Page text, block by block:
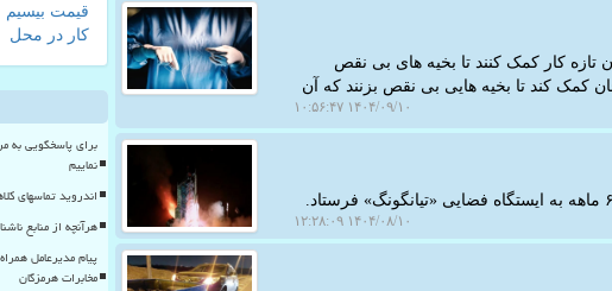
تازه کار کمک کنند تا بخیه های بی نقص
کمک کند تا بخیه هایی بی نقص بزنند که آن
۱۴۰۴/۰۹/۱۰ ۱۰:۵۶:۴۷
۱۴۰۴/۰۸/۱۰ ۱۲:۲۸:۰۹
قیمت بیسیم
کار در محل
برای پاسخگویی به
نماییم
اندروید تماسهای
هرآنچه از منابع
پیام مدیرعامل
مخابرات هرمزگان